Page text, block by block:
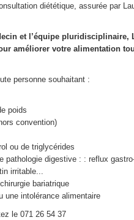
diététique, assurée par
et l’équipe pluridisciplinaire,
améliorer votre alimentation
personne souhaitant :
poids
convention)
ou de triglycérides
pathologie digestive : : reflux
irritable...
bariatrique
une intolérance alimentaire
le 071 26 54 37